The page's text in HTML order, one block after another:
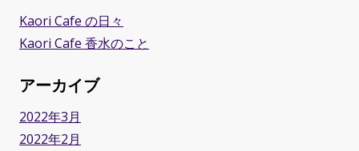
Kaori Cafe の日々
Kaori Cafe 香水のこと
アーカイブ
2022年3月
2022年2月